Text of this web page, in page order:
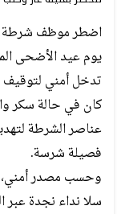
اضطر موظف شرطة
يوم عيد الأضحى
تدخل أمني
كان في حالة سكر
عناصر الشرطة
فصيلة شرسة.
وحسب مصدر أمني،